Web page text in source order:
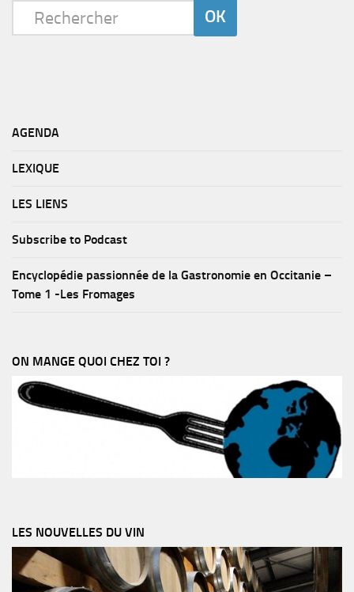
AGENDA
LEXIQUE
LES LIENS
Subscribe to Podcast
Encyclopédie passionnée de la Gastronomie en Occitanie –
Tome 1 -Les Fromages
ON MANGE QUOI CHEZ TOI ?
LES NOUVELLES DU VIN